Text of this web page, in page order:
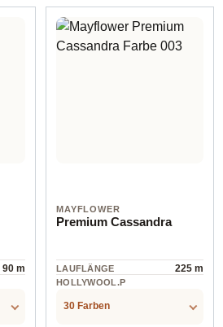
90 m
MAYFLOWER
Premium Cassandra
LAUFLÄNGE 225 m
HOLLYWOOL.P
.LABEL.MATERI
30 Farben